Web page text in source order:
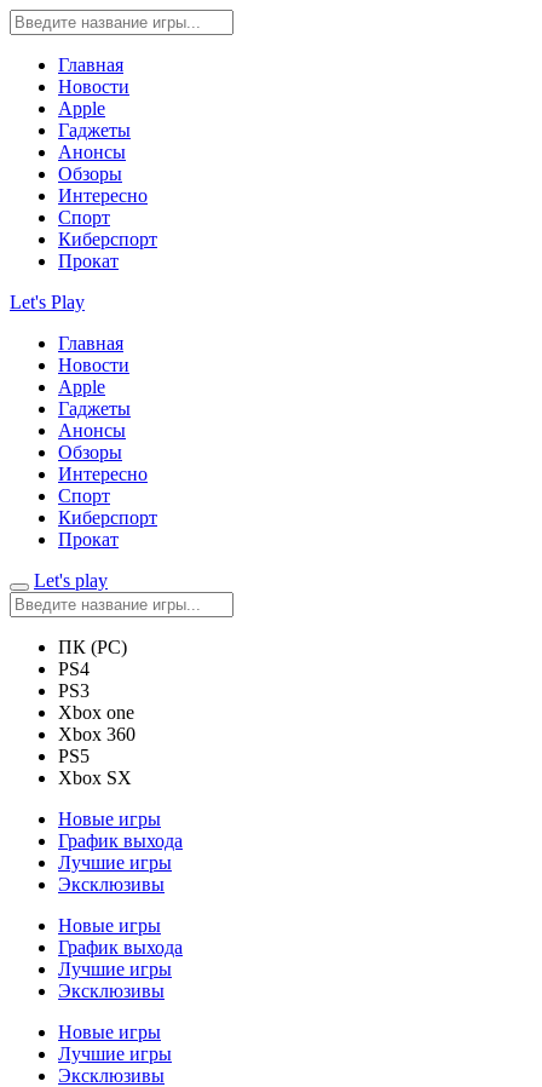
Главная
Новости
Apple
Гаджеты
Анонсы
Обзоры
Интересно
Спорт
Киберспорт
Прокат
Let's Play
Главная
Новости
Apple
Гаджеты
Анонсы
Обзоры
Интересно
Спорт
Киберспорт
Прокат
Let's play
ПК (PC)
PS4
PS3
Xbox one
Xbox 360
PS5
Xbox SX
Новые игры
График выхода
Лучшие игры
Эксклюзивы
Новые игры
График выхода
Лучшие игры
Эксклюзивы
Новые игры
Лучшие игры
Эксклюзивы